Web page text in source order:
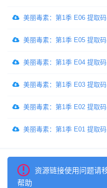
美丽毒素：第1季 E06 提取
美丽毒素：第1季 E05 提取
美丽毒素：第1季 E04 提取
美丽毒素：第1季 E03 提取
美丽毒素：第1季 E02 提取
美丽毒素：第1季 E01 提取
资源链接使用问题请
帮助